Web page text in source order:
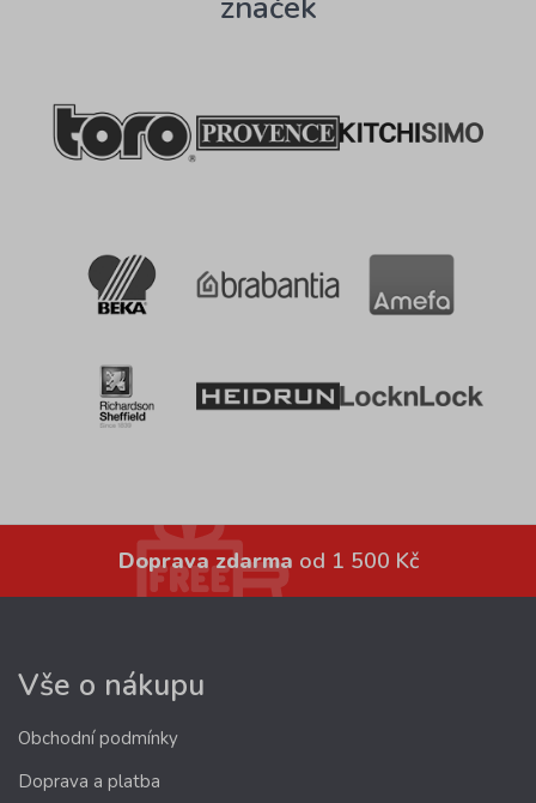
Doprava zdarma od 1 500 Kč
Vše o nákupu
Obchodní podmínky
Doprava a platba